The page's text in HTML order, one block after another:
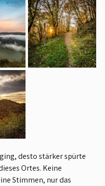
desto stärker spürte
Ortes. Keine
Stimmen, nur das